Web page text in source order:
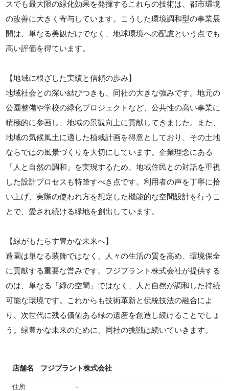
スでも最大限の緑化効果を発揮するこれらの技術は、都市環境
の改善に大きく寄与しています。こうした環境調和型の事業展
開は、単なる美観だけでなく、地球環境への配慮という点でも
高い評価を得ています。
【地域に根ざした実績と信頼の歩み】
地域社会との深い結びつきも、同社の大きな強みです。地元の
公園整備や学校の緑化プロジェクトなど、公共性の高い事業に
積極的に参画し、地域の景観向上に貢献してきました。また、
地域の気候風土に適した植栽計画を得意としており、その土地
ならではの風景づくりを大切にしています。企業理念にある
「人と自然の調和」を実現するため、地域住民との対話を重視
した設計プロセスも特筆すべき点です。利用者の声を丁寧に拾
い上げ、実際の使われ方を想定した機能的な空間設計を行うこ
とで、愛され続ける緑地を創出しています。
【緑がもたらす豊かな未来へ】
造園は単なる装飾ではなく、人々の生活の質を高め、環境保全
に貢献する重要な営みです。フジプラント株式会社が提供する
のは、単なる「緑の空間」ではなく、人と自然が調和した持続
可能な環境です。これからも技術革新と伝統技法の融合によ
り、次世代に残る価値ある緑の遺産を創造し続けることでしょ
う。緑豊かな未来のために、同社の挑戦は続いていきます。
店舗名 フジプラント株式会社
住所 －